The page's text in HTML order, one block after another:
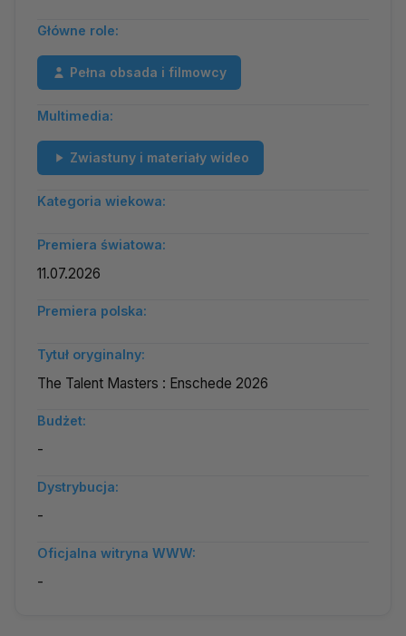
Główne role:
Pełna obsada i filmowcy
Multimedia:
Zwiastuny i materiały wideo
Kategoria wiekowa:
Premiera światowa:
11.07.2026
Premiera polska:
Tytuł oryginalny:
The Talent Masters : Enschede 2026
Budżet:
-
Dystrybucja:
-
Oficjalna witryna WWW:
-